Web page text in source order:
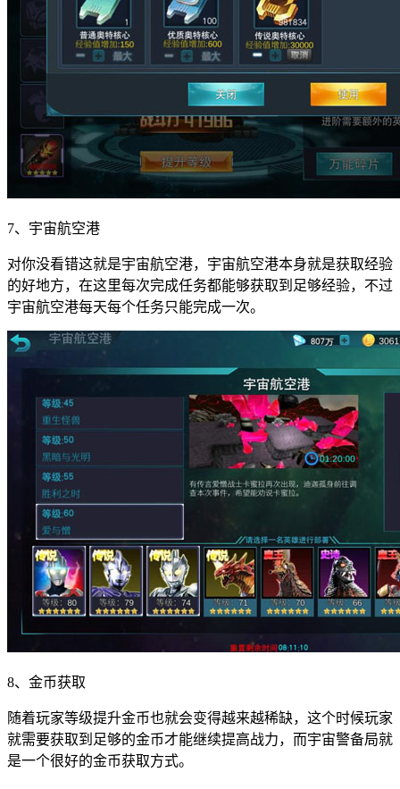
7、宇宙航空港
对你没看错这就是宇宙航空港，宇宙航空港本身就是获取经验
的好地方，在这里每次完成任务都能够获取到足够经验，不过
宇宙航空港每天每个任务只能完成一次。
8、金币获取
随着玩家等级提升金币也就会变得越来越稀缺，这个时候玩家
就需要获取到足够的金币才能继续提高战力，而宇宙警备局就
是一个很好的金币获取方式。